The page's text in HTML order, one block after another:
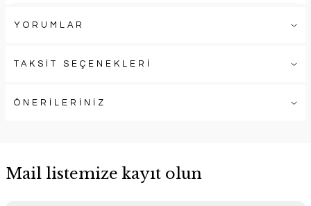
YORUMLAR
TAKSİT SEÇENEKLERİ
ÖNERİLERİNİZ
Mail listemize kayıt olun